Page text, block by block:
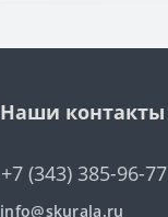
Наши контакты
+7 (343) 385-96-77
info@skurala.ru